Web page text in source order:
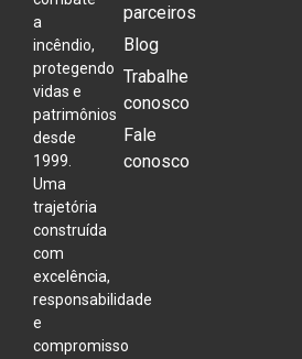
a
incêndio,
protegendo
vidas e
patrimônios
desde
1999.
Uma
trajetória
construída
com
excelência,
responsabilidade
e
compromisso
parceiros
Blog
Trabalhe
conosco
Fale
conosco